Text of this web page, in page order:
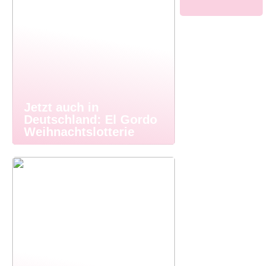
Jetzt auch in
Deutschland: El Gordo
Weihnachtslotterie